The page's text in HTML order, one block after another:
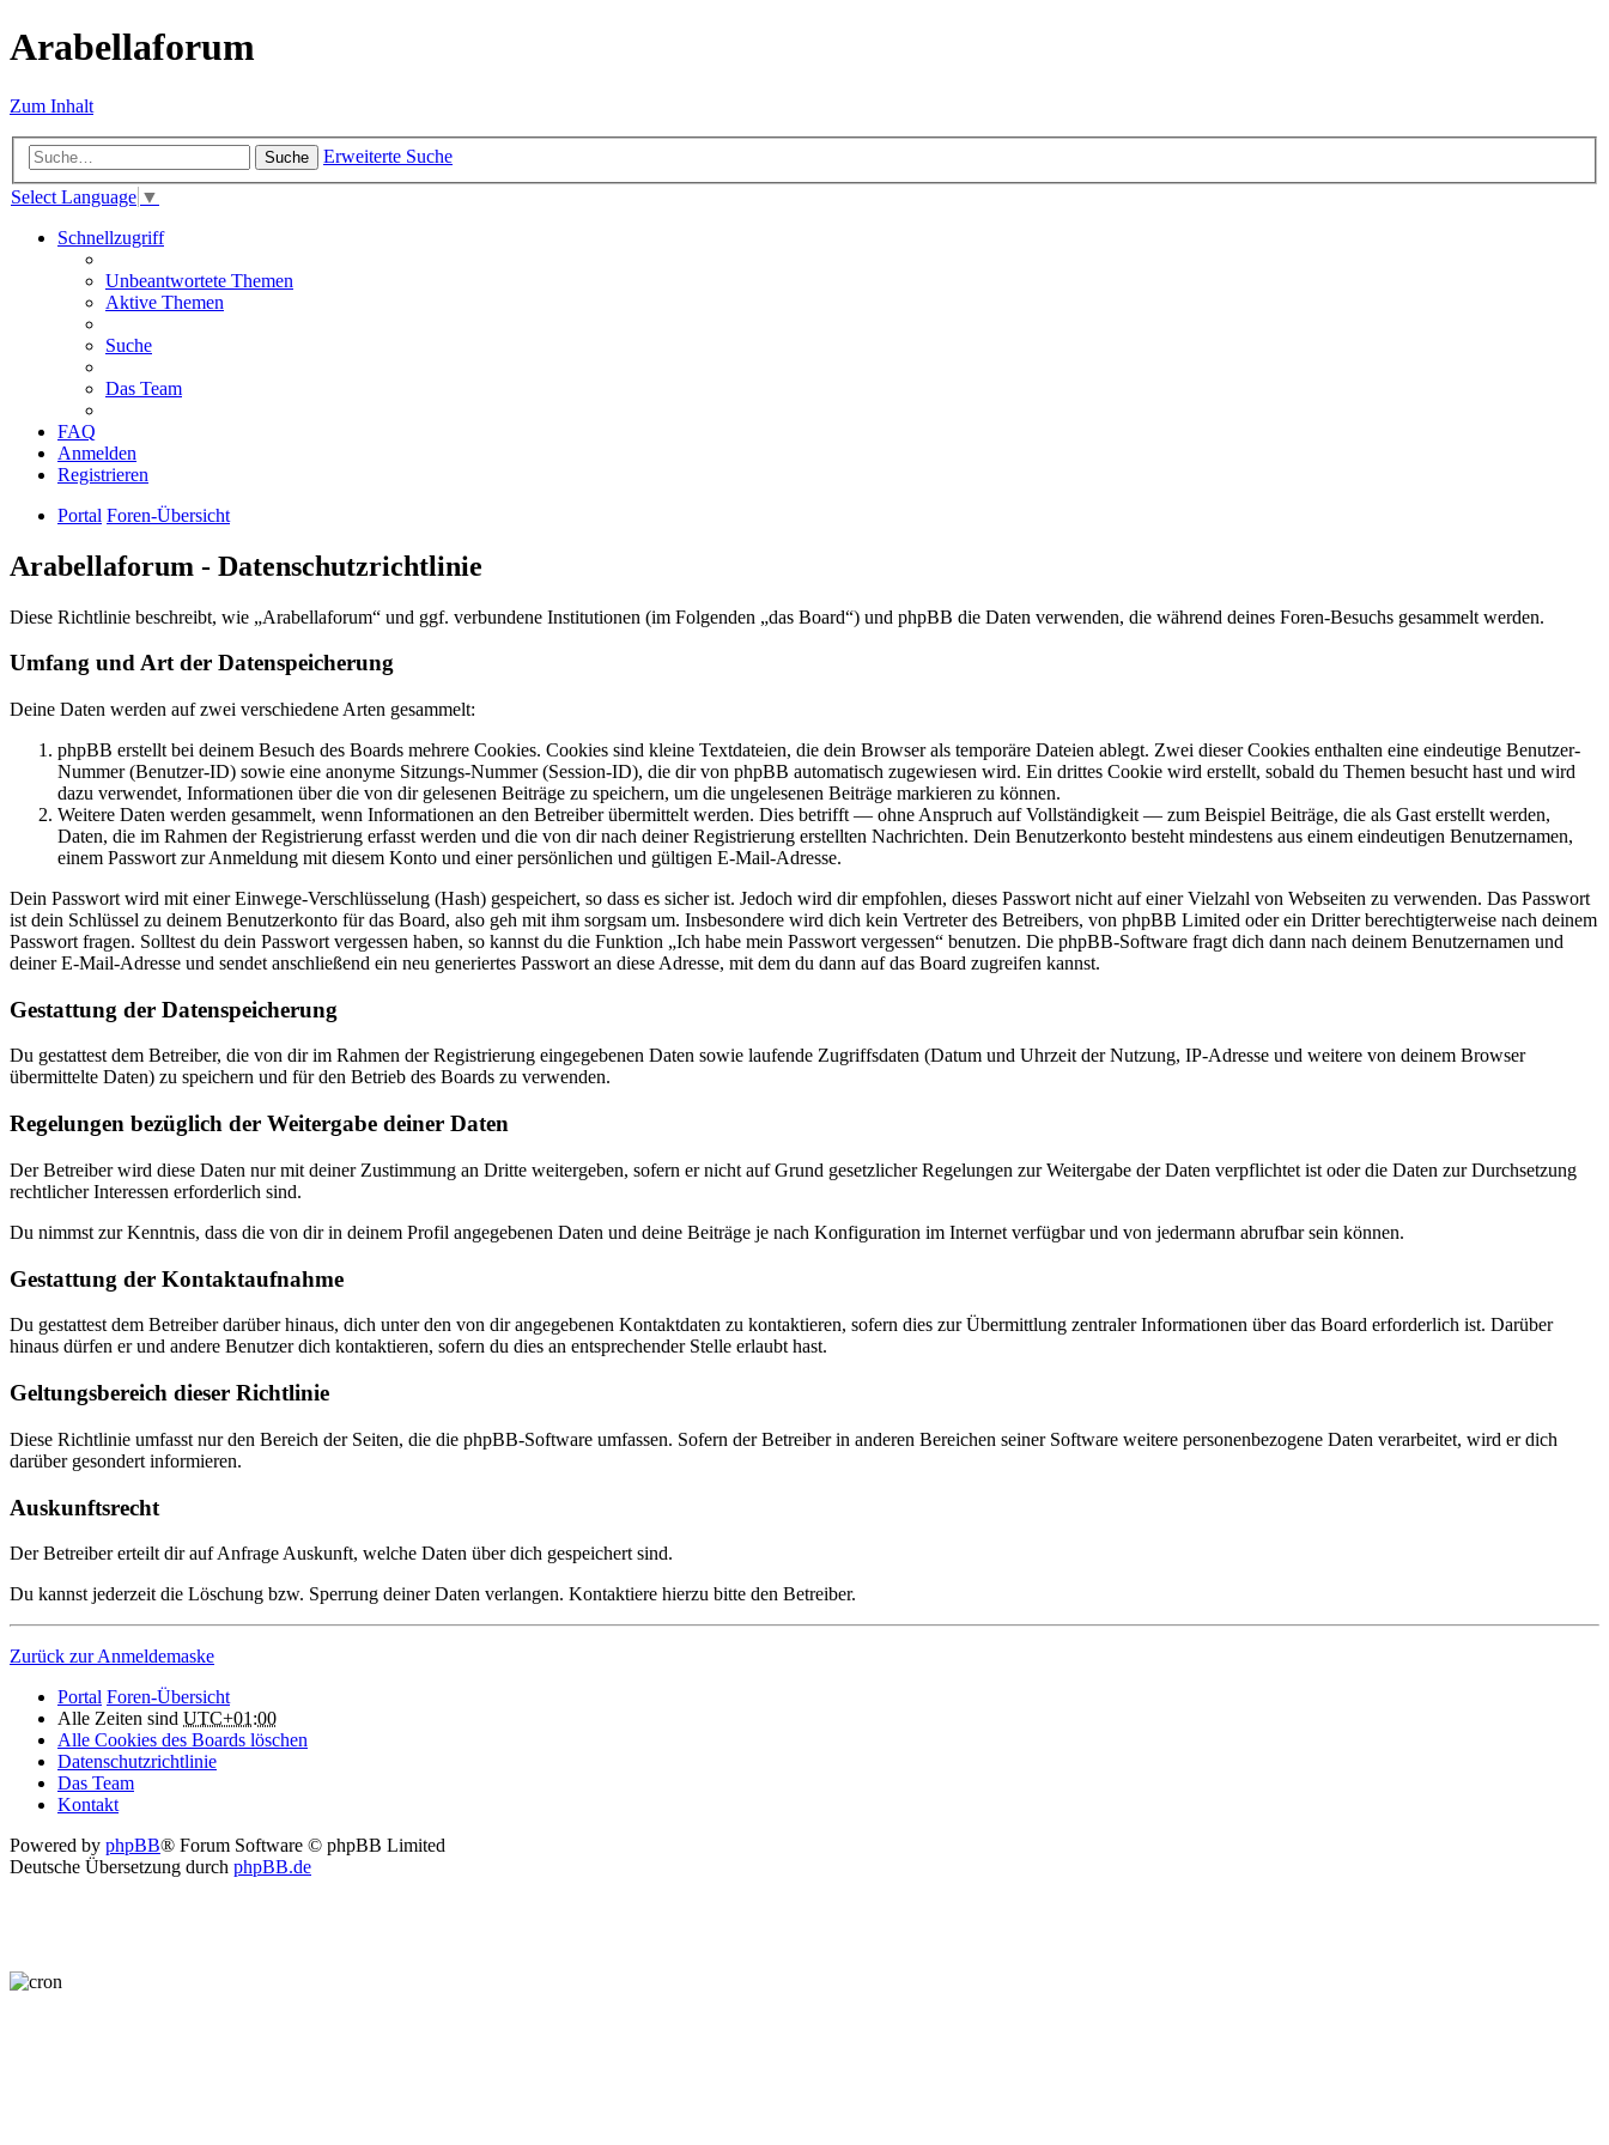
Arabellaforum
Zum Inhalt
Suche
Erweiterte Suche
Select Language ▼
Schnellzugriff
Unbeantwortete Themen
Aktive Themen
Suche
Das Team
FAQ
Anmelden
Registrieren
Portal Foren-Übersicht
Arabellaforum - Datenschutzrichtlinie
Diese Richtlinie beschreibt, wie „Arabellaforum“ und ggf. verbundene Institutionen (im Folgenden „das Board“) und phpBB die Daten verwenden, die während deines Foren-Besuchs gesammelt werden.
Umfang und Art der Datenspeicherung
Deine Daten werden auf zwei verschiedene Arten gesammelt:
phpBB erstellt bei deinem Besuch des Boards mehrere Cookies. Cookies sind kleine Textdateien, die dein Browser als temporäre Dateien ablegt. Zwei dieser Cookies enthalten eine eindeutige Benutzer-
Nummer (Benutzer-ID) sowie eine anonyme Sitzungs-Nummer (Session-ID), die dir von phpBB automatisch zugewiesen wird. Ein drittes Cookie wird erstellt, sobald du Themen besucht hast und wird
dazu verwendet, Informationen über die von dir gelesenen Beiträge zu speichern, um die ungelesenen Beiträge markieren zu können.
Weitere Daten werden gesammelt, wenn Informationen an den Betreiber übermittelt werden. Dies betrifft — ohne Anspruch auf Vollständigkeit — zum Beispiel Beiträge, die als Gast erstellt werden,
Daten, die im Rahmen der Registrierung erfasst werden und die von dir nach deiner Registrierung erstellten Nachrichten. Dein Benutzerkonto besteht mindestens aus einem eindeutigen Benutzernamen,
einem Passwort zur Anmeldung mit diesem Konto und einer persönlichen und gültigen E-Mail-Adresse.
Dein Passwort wird mit einer Einwege-Verschlüsselung (Hash) gespeichert, so dass es sicher ist. Jedoch wird dir empfohlen, dieses Passwort nicht auf einer Vielzahl von Webseiten zu verwenden. Das Passwort
ist dein Schlüssel zu deinem Benutzerkonto für das Board, also geh mit ihm sorgsam um. Insbesondere wird dich kein Vertreter des Betreibers, von phpBB Limited oder ein Dritter berechtigterweise nach deinem
Passwort fragen. Solltest du dein Passwort vergessen haben, so kannst du die Funktion „Ich habe mein Passwort vergessen“ benutzen. Die phpBB-Software fragt dich dann nach deinem Benutzernamen und
deiner E-Mail-Adresse und sendet anschließend ein neu generiertes Passwort an diese Adresse, mit dem du dann auf das Board zugreifen kannst.
Gestattung der Datenspeicherung
Du gestattest dem Betreiber, die von dir im Rahmen der Registrierung eingegebenen Daten sowie laufende Zugriffsdaten (Datum und Uhrzeit der Nutzung, IP-Adresse und weitere von deinem Browser
übermittelte Daten) zu speichern und für den Betrieb des Boards zu verwenden.
Regelungen bezüglich der Weitergabe deiner Daten
Der Betreiber wird diese Daten nur mit deiner Zustimmung an Dritte weitergeben, sofern er nicht auf Grund gesetzlicher Regelungen zur Weitergabe der Daten verpflichtet ist oder die Daten zur Durchsetzung
rechtlicher Interessen erforderlich sind.
Du nimmst zur Kenntnis, dass die von dir in deinem Profil angegebenen Daten und deine Beiträge je nach Konfiguration im Internet verfügbar und von jedermann abrufbar sein können.
Gestattung der Kontaktaufnahme
Du gestattest dem Betreiber darüber hinaus, dich unter den von dir angegebenen Kontaktdaten zu kontaktieren, sofern dies zur Übermittlung zentraler Informationen über das Board erforderlich ist. Darüber
hinaus dürfen er und andere Benutzer dich kontaktieren, sofern du dies an entsprechender Stelle erlaubt hast.
Geltungsbereich dieser Richtlinie
Diese Richtlinie umfasst nur den Bereich der Seiten, die die phpBB-Software umfassen. Sofern der Betreiber in anderen Bereichen seiner Software weitere personenbezogene Daten verarbeitet, wird er dich
darüber gesondert informieren.
Auskunftsrecht
Der Betreiber erteilt dir auf Anfrage Auskunft, welche Daten über dich gespeichert sind.
Du kannst jederzeit die Löschung bzw. Sperrung deiner Daten verlangen. Kontaktiere hierzu bitte den Betreiber.
Zurück zur Anmeldemaske
Portal Foren-Übersicht
Alle Zeiten sind UTC+01:00
Alle Cookies des Boards löschen
Datenschutzrichtlinie
Das Team
Kontakt
Powered by phpBB® Forum Software © phpBB Limited
Deutsche Übersetzung durch phpBB.de